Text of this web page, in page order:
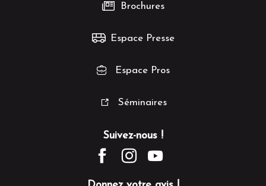
Suivez-nous !
Brochures
Espace Presse
Espace Pros
Séminaires